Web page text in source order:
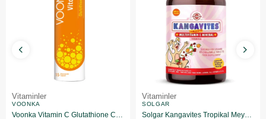
Vitaminler
VOONKA
Vitaminler
SOLGAR